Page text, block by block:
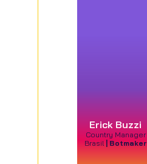
Erick Buzzi
Country Manager
Brasil
| Botmaker